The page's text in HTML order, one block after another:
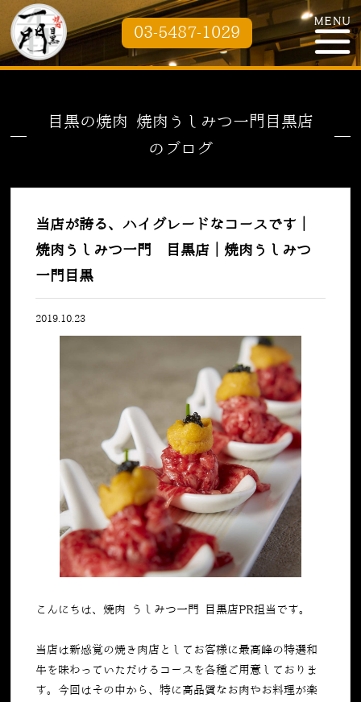
03-5487-1029
目黒の焼肉 焼肉うしみつ一門目黒店
のブログ
当店が誇る、ハイグレードなコースです｜
焼肉うしみつ一門 目黒店｜焼肉うしみつ
一門目黒
2019.10.23
こんにちは、焼肉 うしみつ一門 目黒店PR担当です。
当店は新感覚の焼き肉店としてお客様に最高峰の特選和
牛を味わっていただけるコースを各種ご用意しておりま
す。今回はその中から、特に高品質なお肉やお料理が楽